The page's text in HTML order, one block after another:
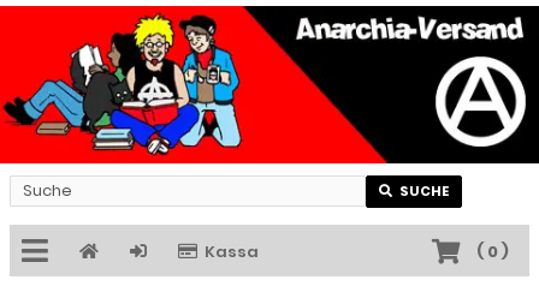
SUCHE
Kassa ( 0)